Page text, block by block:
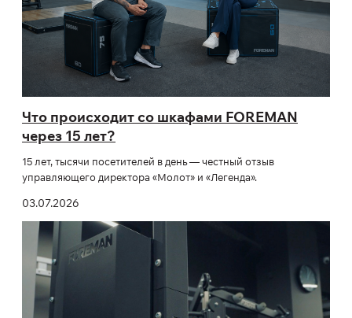
Что происходит со шкафами FOREMAN
через 15 лет?
15 лет, тысячи посетителей в день — честный отзыв
управляющего директора «Молот» и «Легенда».
03.07.2026